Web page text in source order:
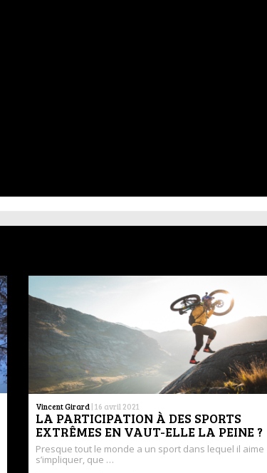
Vincent Girard | 16 avril 2021
LA PARTICIPATION À DES SPORTS
EXTRÊMES EN VAUT-ELLE LA PEINE ?
Presque tout le monde a un sport dans lequel il aime
s’impliquer, que …